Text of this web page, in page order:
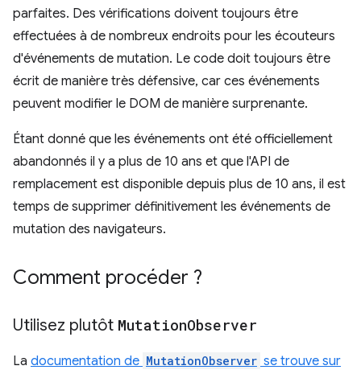
parfaites. Des vérifications doivent toujours être
effectuées à de nombreux endroits pour les écouteurs
d'événements de mutation. Le code doit toujours être
écrit de manière très défensive, car ces événements
peuvent modifier le DOM de manière surprenante.
Étant donné que les événements ont été officiellement
abandonnés il y a plus de 10 ans et que l'API de
remplacement est disponible depuis plus de 10 ans, il est
temps de supprimer définitivement les événements de
mutation des navigateurs.
Comment procéder ?
Utilisez plutôt MutationObserver
La documentation de MutationObserver se trouve sur